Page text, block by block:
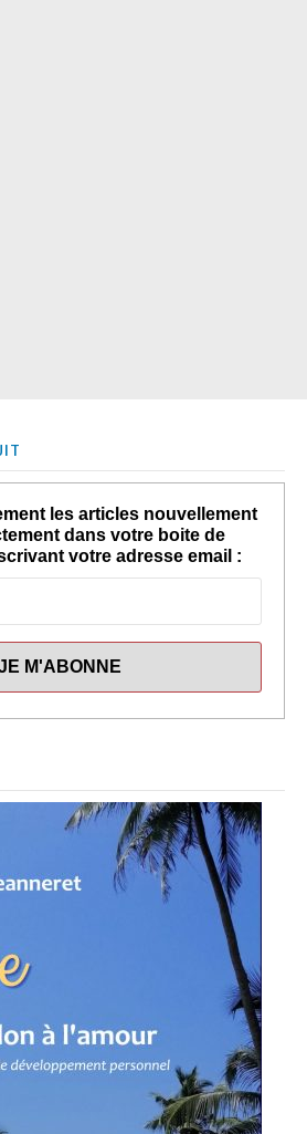
les articles nouvellement
dans votre boite de
votre adresse email :